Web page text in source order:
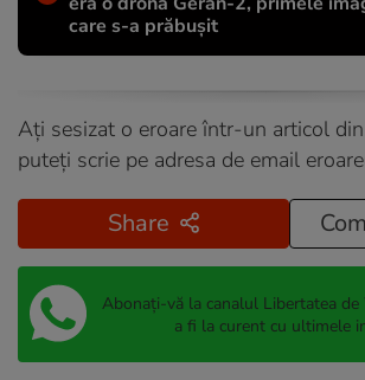
care s-a prăbușit
Ați sesizat o eroare într-un articol
puteți scrie pe adresa de email
Share
Abonați-vă la canalul Libertatea
a fi la curent cu ultimele